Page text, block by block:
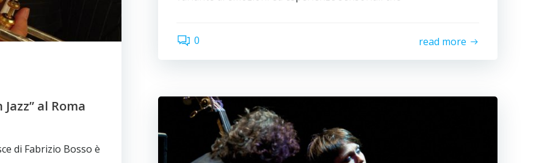
al Roma
di Fabrizio Bosso è
0 read more